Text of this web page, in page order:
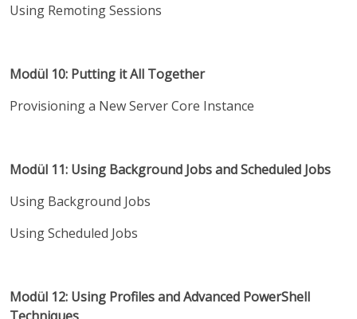
Using Remoting Sessions
Modül 10: Putting it All Together
Provisioning a New Server Core Instance
Modül 11: Using Background Jobs and Scheduled Jobs
Using Background Jobs
Using Scheduled Jobs
Modül 12: Using Profiles and Advanced PowerShell
Techniques